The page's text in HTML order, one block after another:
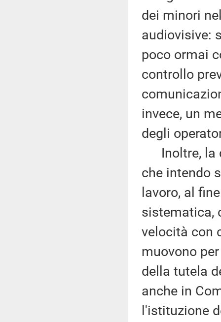
dei minori
audiovisive:
poco ormai
controllo
invece, un
degli
Inoltre, la
che intendo
lavoro, al
sistematica,
velocità con
muovono
della tutela
anche in
l'istituzione